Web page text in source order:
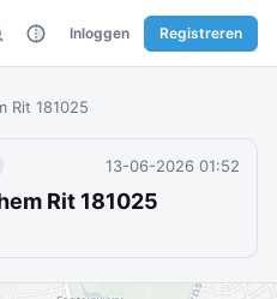
Inloggen Registreren
Rit 181025
13-06-2026 01:52
Rit 181025